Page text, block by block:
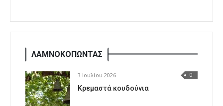
ΛΑΜΝΟΚΟΠΩΝΤΑΣ
3 Ιουλίου 2026 0
Κρεμαστά κουδούνια